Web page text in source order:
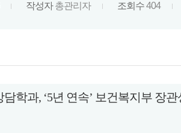
작성자 총관리자 조회수404
담학과, ‘5년 연속’ 보건복지부 장